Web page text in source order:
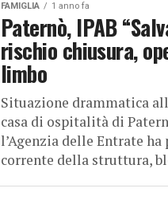
FAMIGLIA 1 anno fa
Paternò, IPAB
rischio chiusura,
limbo
Situazione drammatica
casa di ospitalità di
l’Agenzia delle Entrate
corrente della struttura,